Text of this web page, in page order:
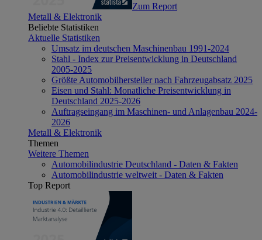
Zum Report
Metall & Elektronik
Beliebte Statistiken
Aktuelle Statistiken
Umsatz im deutschen Maschinenbau 1991-2024
Stahl - Index zur Preisentwicklung in Deutschland
2005-2025
Größte Automobilhersteller nach Fahrzeugabsatz 2025
Eisen und Stahl: Monatliche Preisentwicklung in
Deutschland 2025-2026
Auftragseingang im Maschinen- und Anlagenbau 2024-
2026
Metall & Elektronik
Themen
Weitere Themen
Automobilindustrie Deutschland - Daten & Fakten
Automobilindustrie weltweit - Daten & Fakten
Top Report